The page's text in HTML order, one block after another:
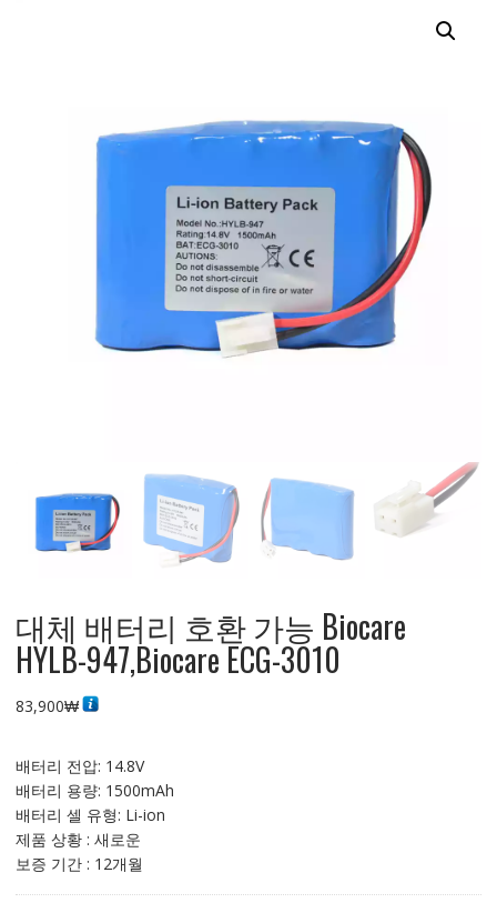
대체 배터리 호환 가능 Biocare
HYLB-947,Biocare ECG-3010
83,900₩
배터리 전압: 14.8V
배터리 용량: 1500mAh
배터리 셀 유형: Li-ion
제품 상황 : 새로운
보증 기간 : 12개월